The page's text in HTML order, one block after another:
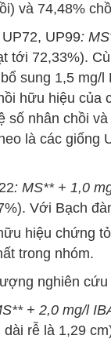
và 74,48%
UP99:
tới 72,33%).
sung 1,5 mg/l
hữu hiệu của
số nhân chồi
là các giống
: MS** + 1,0
Với Bạch
hiệu chứng
trong nhóm.
nghiên cứu
+ 2,0 mg/l
rễ là 1,29